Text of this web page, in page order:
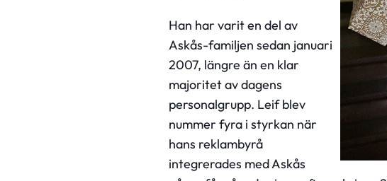
Han har varit en del av
Askås-familjen sedan januari
2007, längre än en klar
majoritet av dagens
personalgrupp. Leif blev
nummer fyra i styrkan när
hans reklambyrå
integrerades med Askås